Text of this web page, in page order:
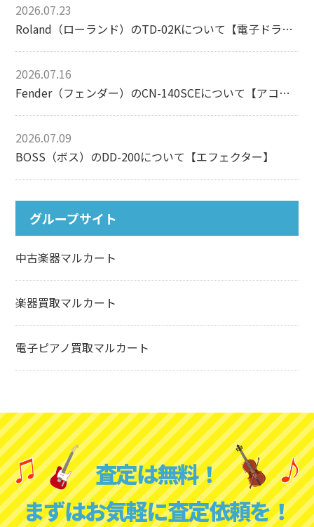
2026.07.23
Roland（ローランド）のTD-02Kについて【電子ドラム】
2026.07.16
Fender（フェンダー）のCN-140SCEについて【アコースティックギター】
2026.07.09
BOSS（ボス）のDD-200について【エフェクター】
グループサイト
中古楽器マルカート
楽器買取マルカート
電子ピアノ買取マルカート
査定は無料！
まずはお気軽に査定依頼を！